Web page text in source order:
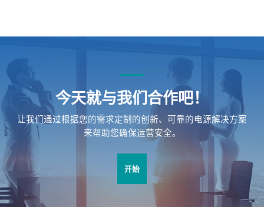
今天就与我们合作吧！
让我们通过根据您的需求定制的创新、可靠的电源解决方案
来帮助您确保运营安全。
开始